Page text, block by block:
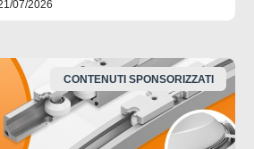
07/2026
CONTENUTI SPONSORIZZATI